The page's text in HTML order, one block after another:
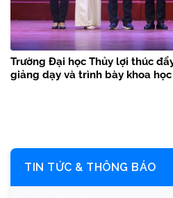
Trường Đại học Thủy lợi thúc
giảng dạy và trình bày khoa học
TIN TỨC & THÔNG BÁO